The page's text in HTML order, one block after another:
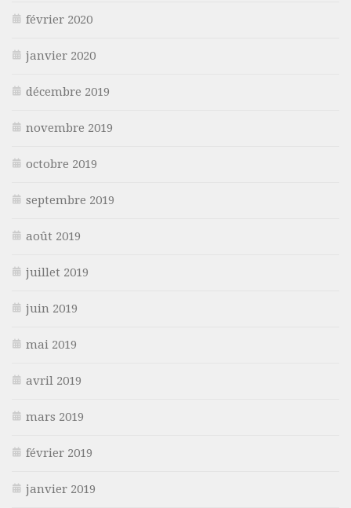
février 2020
janvier 2020
décembre 2019
novembre 2019
octobre 2019
septembre 2019
août 2019
juillet 2019
juin 2019
mai 2019
avril 2019
mars 2019
février 2019
janvier 2019